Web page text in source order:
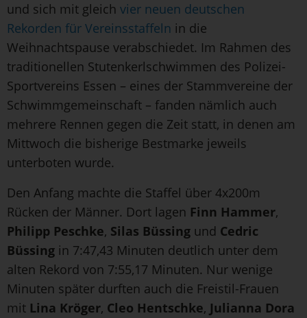
und sich mit gleich vier neuen deutschen
Rekorden für Vereinsstaffeln in die
Weihnachtspause verabschiedet. Im Rahmen des
traditionellen Stutenkerlschwimmen des Polizei-
Sportvereins Essen – eines der Stammvereine der
Schwimmgemeinschaft – fanden nämlich auch
mehrere Rennen gegen die Zeit statt, in denen am
Mittwoch die bisherige Bestmarke jeweils
unterboten wurde.
Den Anfang machte die Staffel über 4x200m
Rücken der Männer. Dort lagen Finn Hammer,
Philipp Peschke, Silas Büssing und Cedric
Büssing in 7:47,43 Minuten deutlich unter dem
alten Rekord von 7:55,17 Minuten. Nur wenige
Minuten später durften auch die Freistil-Frauen
mit Lina Kröger, Cleo Hentschke, Julianna Dora